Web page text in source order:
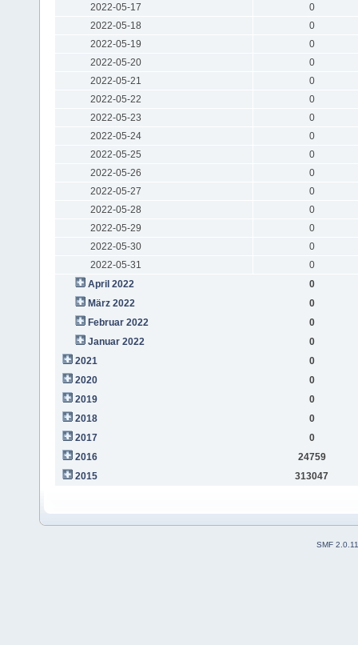
2022-05-17
0
2022-05-18
0
2022-05-19
0
2022-05-20
0
2022-05-21
0
2022-05-22
0
2022-05-23
0
2022-05-24
0
2022-05-25
0
2022-05-26
0
2022-05-27
0
2022-05-28
0
2022-05-29
0
2022-05-30
0
2022-05-31
0
April 2022
0
März 2022
0
Februar 2022
0
Januar 2022
0
2021
0
2020
0
2019
0
2018
0
2017
0
2016
24759
2015
313047
SMF 2.0.11